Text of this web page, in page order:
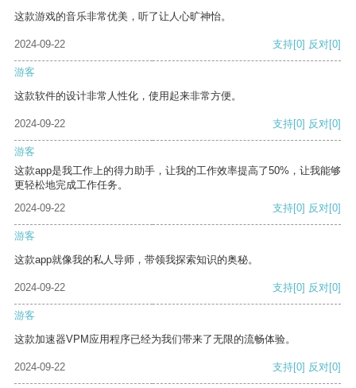
这款游戏的音乐非常优美，听了让人心旷神怡。
2024-09-22 支持[0] 反对[0]
游客
这款软件的设计非常人性化，使用起来非常方便。
2024-09-22 支持[0] 反对[0]
游客
这款app是我工作上的得力助手，让我的工作效率提高了50%，让我能够
更轻松地完成工作任务。
2024-09-22
支持[0] 反对[0]
游客
这款app就像我的私人导师，带领我探索知识的奥秘。
2024-09-22 支持[0] 反对[0]
游客
这款加速器VPM应用程序已经为我们带来了无限的流畅体验。
2024-09-22 支持[0] 反对[0]